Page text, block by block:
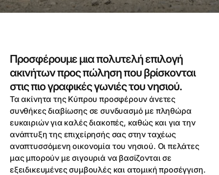
Προσφέρουμε μια πολυτελή επιλογή
ακινήτων προς πώληση που βρίσκονται
στις πιο γραφικές γωνιές του νησιού.
Τα ακίνητα της Κύπρου προσφέρουν άνετες
συνθήκες διαβίωσης σε συνδυασμό με πληθώρα
ευκαιριών για καλές διακοπές, καθώς και για την
ανάπτυξη της επιχείρησής σας στην ταχέως
αναπτυσσόμενη οικονομία του νησιού. Οι πελάτες
μας μπορούν με σιγουριά να βασίζονται σε
εξειδικευμένες συμβουλές και ατομική προσέγγιση.